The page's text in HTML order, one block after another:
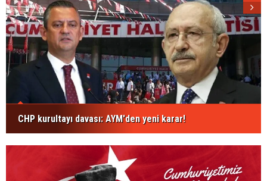
CHP kurultayı davası: AYM'den yeni karar!